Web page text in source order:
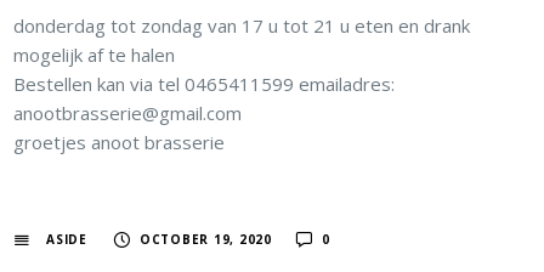
donderdag tot zondag van 17 u tot 21 u eten en drank
mogelijk af te halen
Bestellen kan via tel 0465411599 emailadres:
anootbrasserie@gmail.com
groetjes anoot brasserie
ASIDE OCTOBER 19, 2020 0